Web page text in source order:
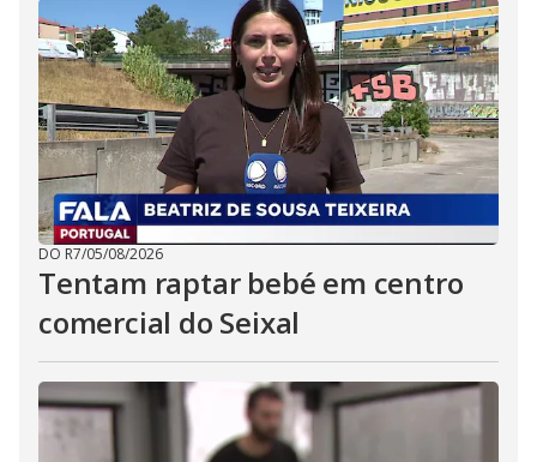
DO R7/05/08/2026
Tentam raptar bebé em centro
comercial do Seixal